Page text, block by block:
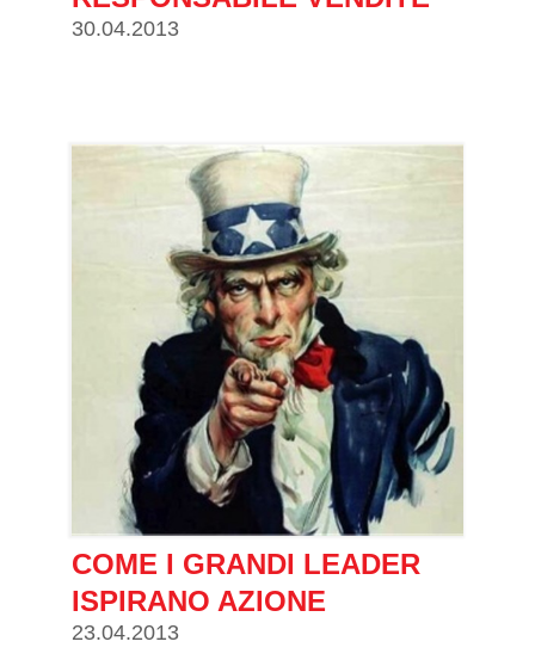
30.04.2013
COME I GRANDI LEADER
ISPIRANO AZIONE
23.04.2013